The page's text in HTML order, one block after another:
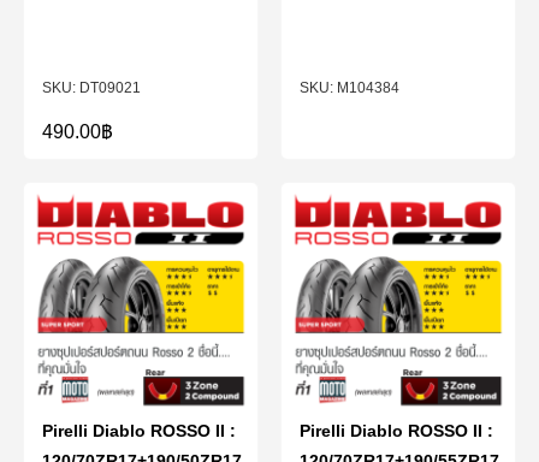
DT09021
490.00฿
M104384
Pirelli Diablo ROSSO II :
Pirelli Diablo ROSSO II :